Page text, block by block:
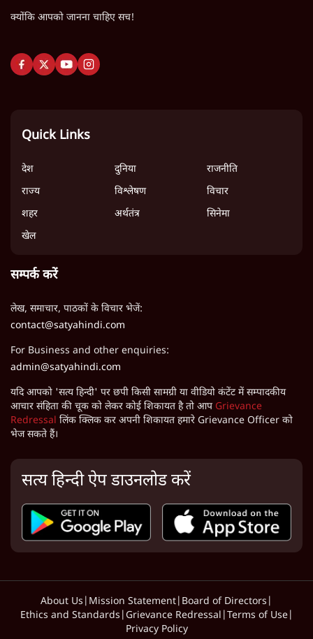
क्योंकि आपको जानना चाहिए सच!
Quick Links
देश दुनिया
राजनीति
राज्य
विश्लेषण
विचार
शहर
अर्थतंत्र
सिनेमा
खेल
सम्पर्क करें
लेख, समाचार, पाठकों के विचार भेजें:
contact@satyahindi.com
For Business and other enquiries:
admin@satyahindi.com
यदि आपको 'सत्य हिन्दी' पर छपी किसी सामग्री या वीडियो कंटेंट में सम्पादकीय
आचार संहिता की चूक को लेकर कोई शिकायत है तो आप Grievance
Redressal लिंक क्लिक कर अपनी शिकायत हमारे Grievance Officer को
भेज सकते हैं।
सत्य हिन्दी ऐप डाउनलोड करें
About Us Mission Statement Board of Directors
Ethics and Standards Grievance Redressal Terms of Use|
Privacy Policy